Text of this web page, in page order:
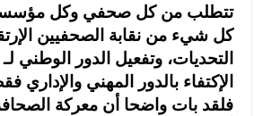
تتطلب من كل صحفي وكل مؤسسة
كل شيء من نقابة الصحفيين
التحديات، وتفعيل الدور الوطني
الإكتفاء بالدور المهني والإداري
فلقد بات واضحا أن معركة